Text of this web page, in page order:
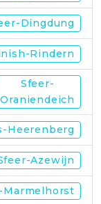
Dingdung
Rindern
Sfeer-
Oraniendeich
Heerenberg
Azewijn
Marmelhorst